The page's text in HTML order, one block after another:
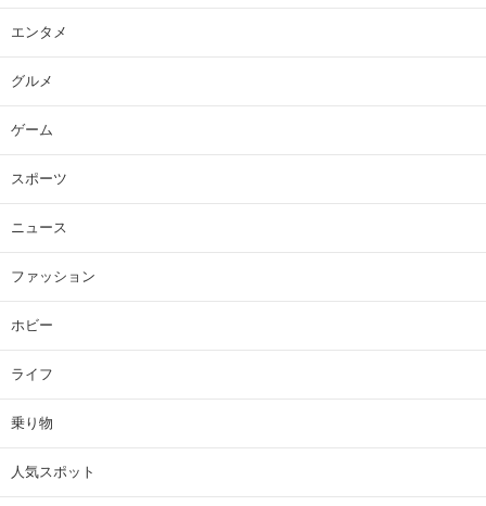
エンタメ
グルメ
ゲーム
スポーツ
ニュース
ファッション
ホビー
ライフ
乗り物
人気スポット